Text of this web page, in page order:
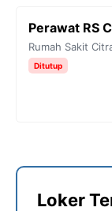
Perawat RS
Rumah Sakit
Ditutup
Loker